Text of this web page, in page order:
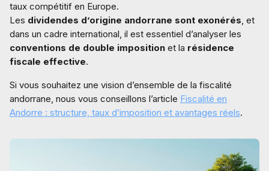
taux compétitif en Europe.
Les dividendes d’origine andorrane sont exonérés, et
dans un cadre international, il est essentiel d’analyser les
conventions de double imposition et la résidence
fiscale effective.
Si vous souhaitez une vision d’ensemble de la fiscalité
andorrane, nous vous conseillons l’article Fiscalité en
Andorre : structure, taux d’imposition et avantages réels.